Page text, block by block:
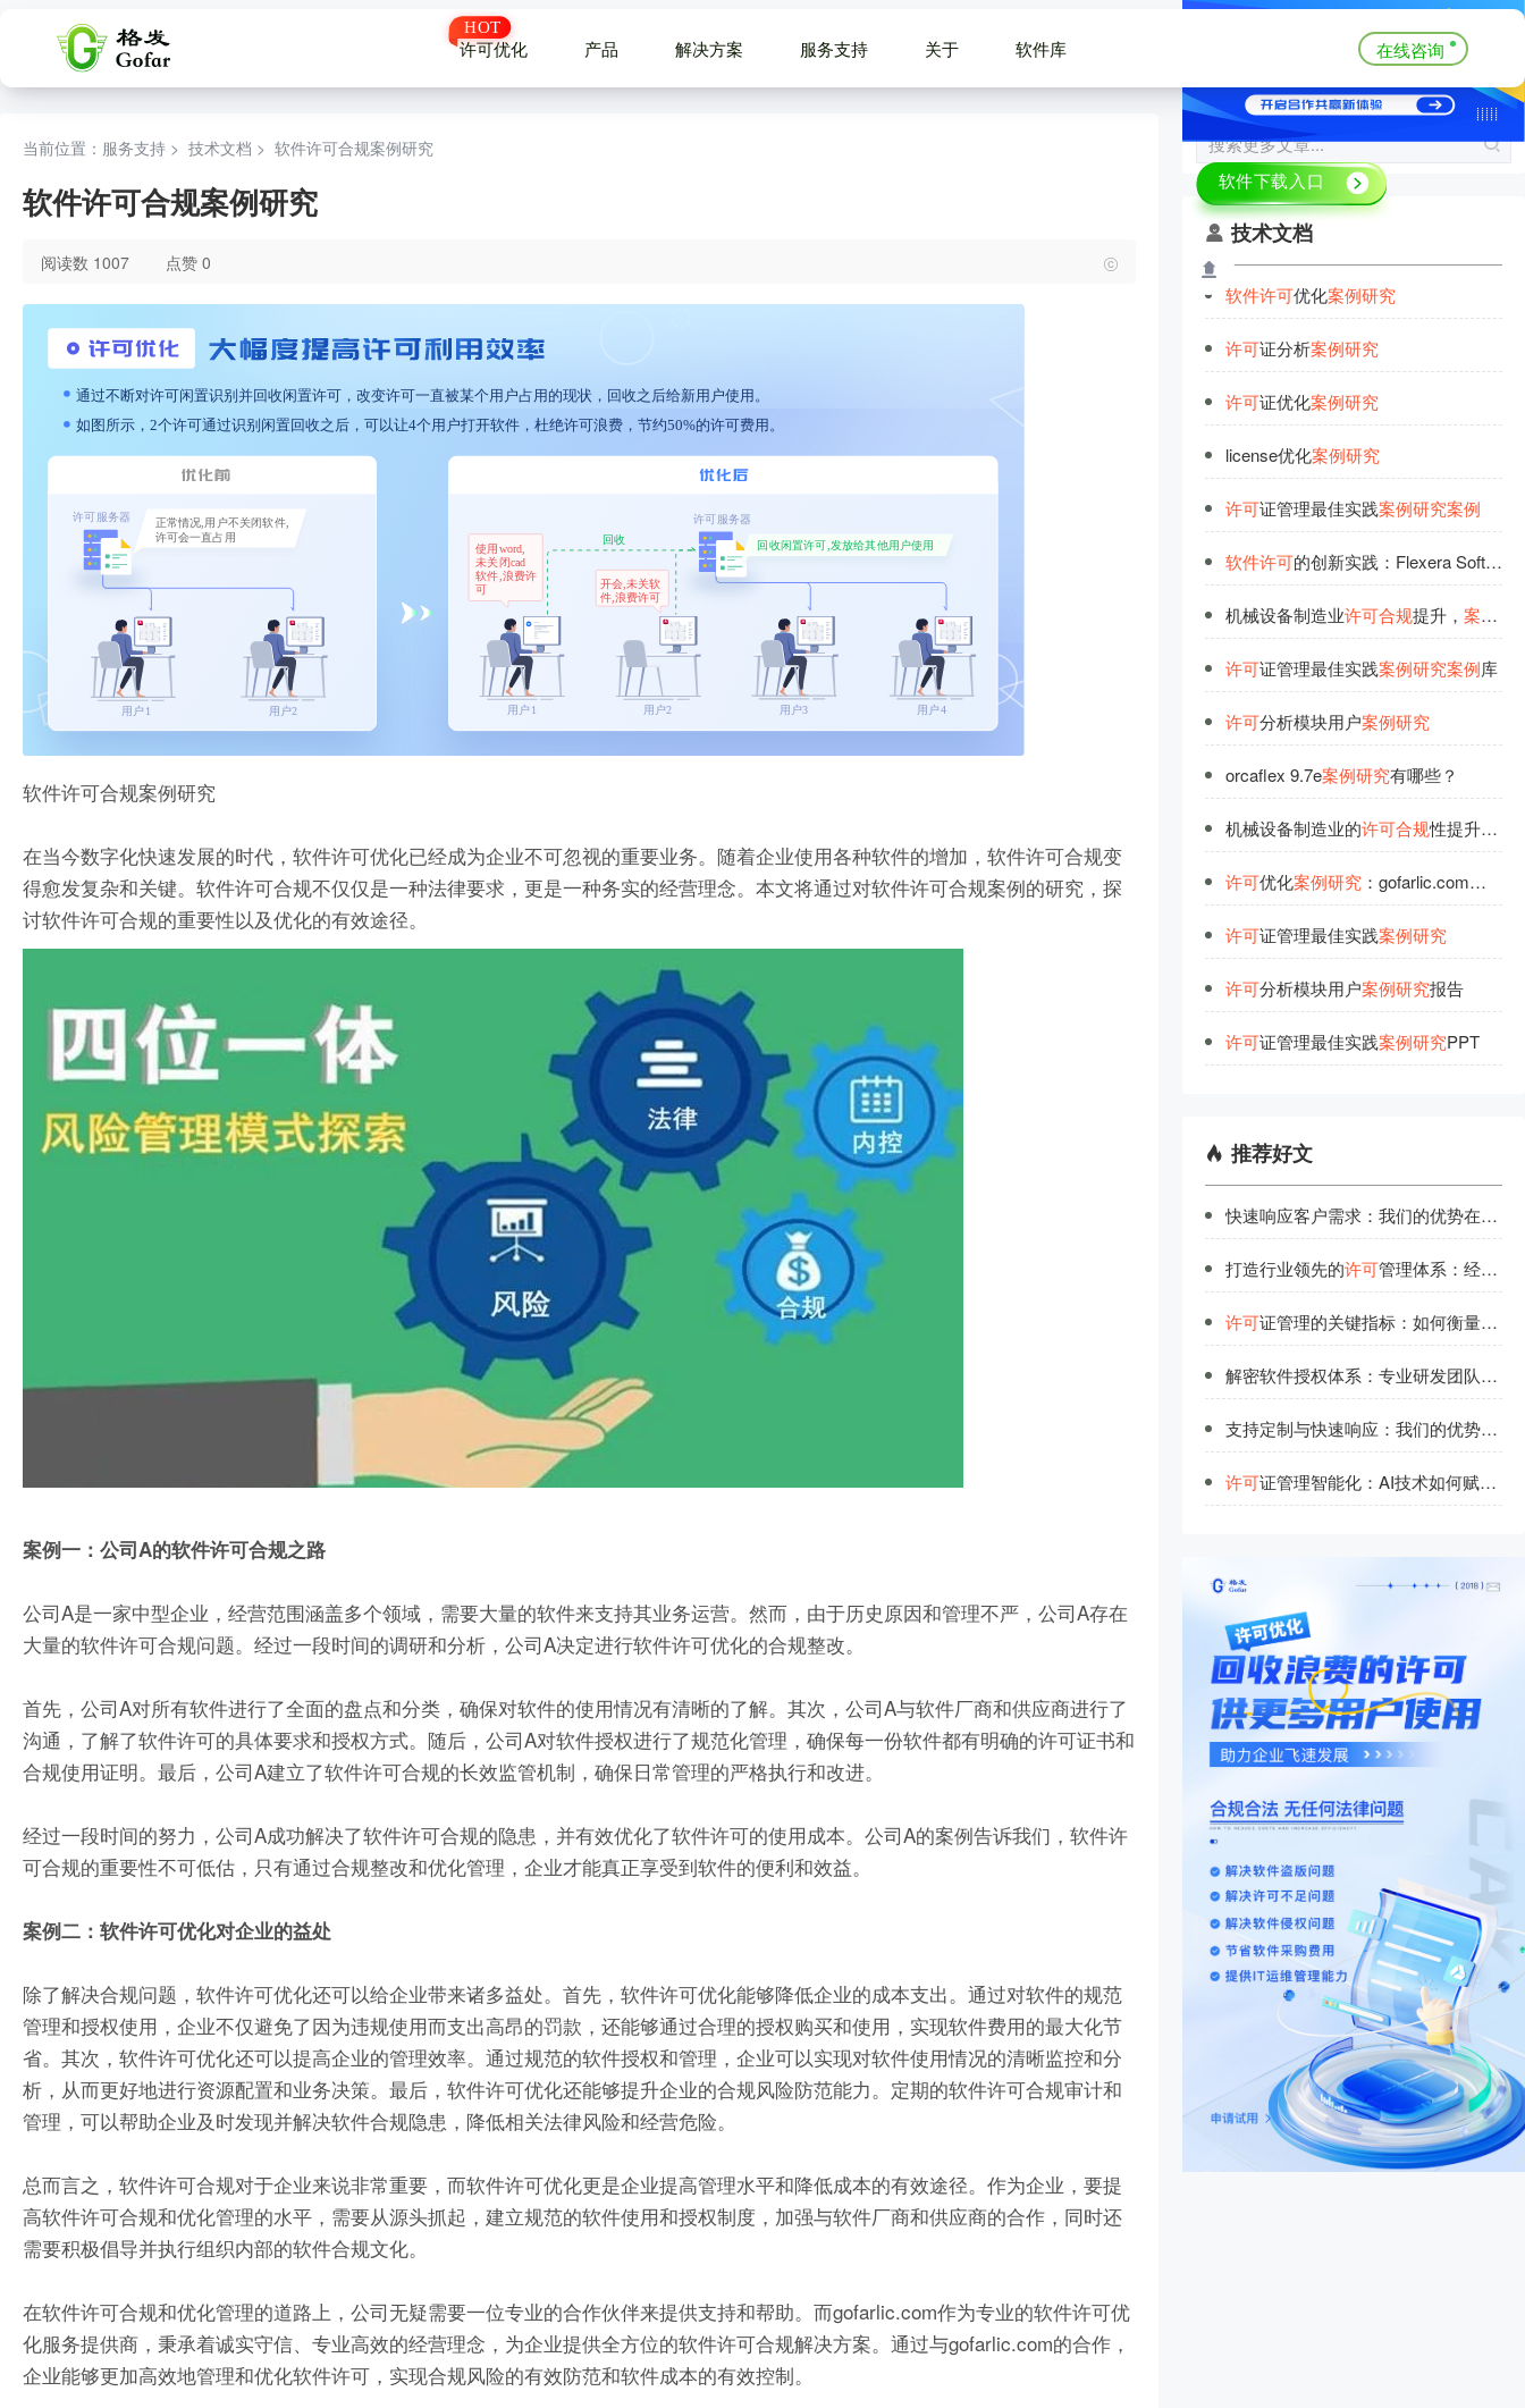
许可优化 产品 解决方案 服务支持 关于 软件库 在线咨询
当前位置：服务支持 > 技术文档 > 软件许可合规案例研究
软件许可合规案例研究
阅读数 1007 点赞 0
软件许可合规案例研究
在当今数字化快速发展的时代，软件许可优化已经成为企业不可忽视的重要业务。随着企业使用各种软件的增加，软件许可合规变
得愈发复杂和关键。软件许可合规不仅仅是一种法律要求，更是一种务实的经营理念。本文将通过对软件许可合规案例的研究，探
讨软件许可合规的重要性以及优化的有效途径。
案例一：公司A的软件许可合规之路
公司A是一家中型企业，经营范围涵盖多个领域，需要大量的软件来支持其业务运营。然而，由于历史原因和管理不严，公司A存在
大量的软件许可合规问题。经过一段时间的调研和分析，公司A决定进行软件许可优化的合规整改。
首先，公司A对所有软件进行了全面的盘点和分类，确保对软件的使用情况有清晰的了解。其次，公司A与软件厂商和供应商进行了
沟通，了解了软件许可的具体要求和授权方式。随后，公司A对软件授权进行了规范化管理，确保每一份软件都有明确的许可证书和
合规使用证明。最后，公司A建立了软件许可合规的长效监管机制，确保日常管理的严格执行和改进。
经过一段时间的努力，公司A成功解决了软件许可合规的隐患，并有效优化了软件许可的使用成本。公司A的案例告诉我们，软件许
可合规的重要性不可低估，只有通过合规整改和优化管理，企业才能真正享受到软件的便利和效益。
案例二：软件许可优化对企业的益处
除了解决合规问题，软件许可优化还可以给企业带来诸多益处。首先，软件许可优化能够降低企业的成本支出。通过对软件的规范
管理和授权使用，企业不仅避免了因为违规使用而支出高昂的罚款，还能够通过合理的授权购买和使用，实现软件费用的最大化节
省。其次，软件许可优化还可以提高企业的管理效率。通过规范的软件授权和管理，企业可以实现对软件使用情况的清晰监控和分
析，从而更好地进行资源配置和业务决策。最后，软件许可优化还能够提升企业的合规风险防范能力。定期的软件许可合规审计和
管理，可以帮助企业及时发现并解决软件合规隐患，降低相关法律风险和经营危险。
总而言之，软件许可合规对于企业来说非常重要，而软件许可优化更是企业提高管理水平和降低成本的有效途径。作为企业，要提
高软件许可合规和优化管理的水平，需要从源头抓起，建立规范的软件使用和授权制度，加强与软件厂商和供应商的合作，同时还
需要积极倡导并执行组织内部的软件合规文化。
在软件许可合规和优化管理的道路上，公司无疑需要一位专业的合作伙伴来提供支持和帮助。而gofarlic.com作为专业的软件许可优
化服务提供商，秉承着诚实守信、专业高效的经营理念，为企业提供全方位的软件许可合规解决方案。通过与gofarlic.com的合作，
企业能够更加高效地管理和优化软件许可，实现合规风险的有效防范和软件成本的有效控制。
技术文档
软件许可优化案例研究
许可证分析案例研究
许可证优化案例研究
license优化案例研究
许可证管理最佳实践案例研究案例
软件许可的创新实践：Flexera Software的
机械设备制造业许可合规提升， 案例
许可证管理最佳实践案例研究案例库
许可分析模块用户案例研究
orcaflex 9.7e案例研究有哪些？
机械设备制造业的许可合规性提升： LicOMS
许可优化案例研究：gofarlic.com引领
许可证管理最佳实践案例研究
许可分析模块用户案例研究报告
许可证管理最佳实践案例研究PPT
推荐好文
快速响应客户需求：我们的优势在
许可
打造行业领先的许可管理体系：经验与方法
许可证管理的关键指标：如何衡量管理效率？
解密软件授权体系：专业研发团队的技术解读
支持定制与快速响应：我们的优势助力企业
许可证管理智能化：AI技术如何赋能高效管理？